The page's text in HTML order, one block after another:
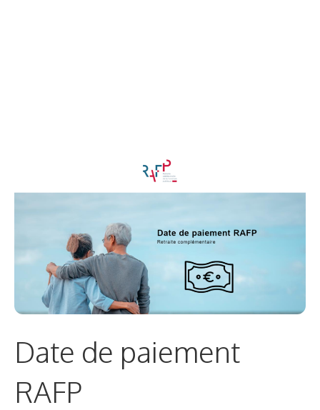
Date de paiement
RAFP